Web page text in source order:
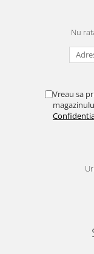
Nu
Vreau sa